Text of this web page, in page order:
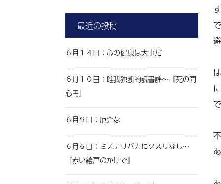
最近の投稿
６月１４日：心の健康は大事だ
６月１０日：唯我独断的読書評～『死の同
心円』
６月９日：厄介な
６月６日：ミステリバカにクスリなし～
『赤い鎧戸のかげで』